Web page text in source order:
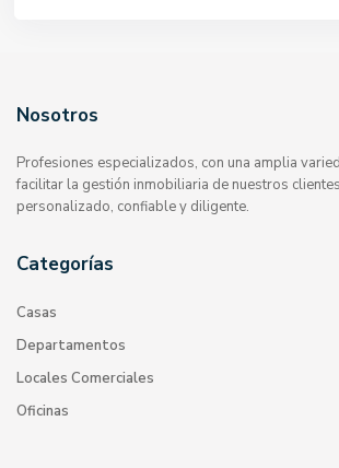
Nosotros
Profesiones especializados, con una amplia
facilitar la gestión inmobiliaria de nuestros
personalizado, confiable y diligente.
Categorías
Casas
Departamentos
Locales Comerciales
Oficinas